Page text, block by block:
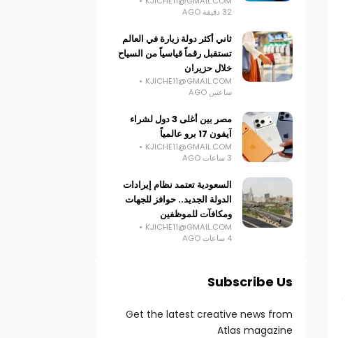
32 دقيقة AGO
ثاني أكثر دولة زيارة في العالم
تستقبل رقماً قياسياً من السياح
خلال حزيران
KJICHE11@GMAIL.COM
ساعتين AGO
مصر بين أغلى 3 دول لشراء
آيفون 17 برو عالمياً
KJICHE11@GMAIL.COM
3 ساعات AGO
السعودية تعتمد نظام إيرادات
الدولة الجديد.. حوافز للجهات
ومكافآت للموظفين
KJICHE11@GMAIL.COM
4 ساعات AGO
Subscribe Us
Get the latest creative news from
Atlas magazine